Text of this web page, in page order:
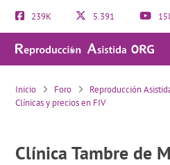
239K 5.391
Clínica Tambre de
Inicio Foro Reproducción
Clínicas y precios en FIV
Clínica Tambre de